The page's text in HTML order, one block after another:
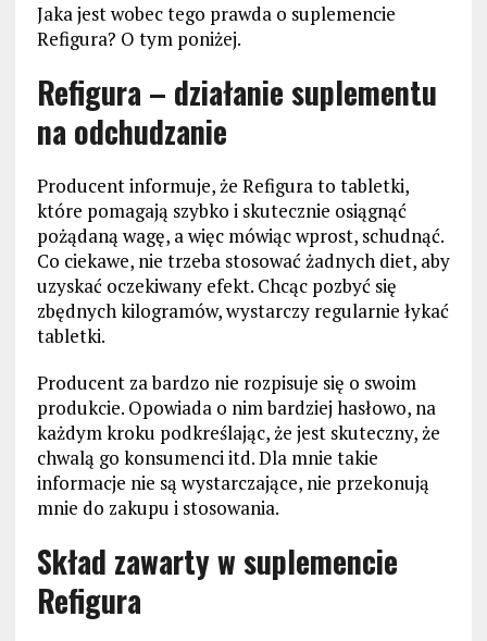
Jaka jest wobec tego prawda o suplemencie
Refigura? O tym poniżej.
Refigura – działanie suplementu
na odchudzanie
Producent informuje, że Refigura to tabletki,
które pomagają szybko i skutecznie osiągnąć
pożądaną wagę, a więc mówiąc wprost, schudnąć.
Co ciekawe, nie trzeba stosować żadnych diet, aby
uzyskać oczekiwany efekt. Chcąc pozbyć się
zbędnych kilogramów, wystarczy regularnie łykać
tabletki.
Producent za bardzo nie rozpisuje się o swoim
produkcie. Opowiada o nim bardziej hasłowo, na
każdym kroku podkreślając, że jest skuteczny, że
chwalą go konsumenci itd. Dla mnie takie
informacje nie są wystarczające, nie przekonują
mnie do zakupu i stosowania.
Skład zawarty w suplemencie
Refigura